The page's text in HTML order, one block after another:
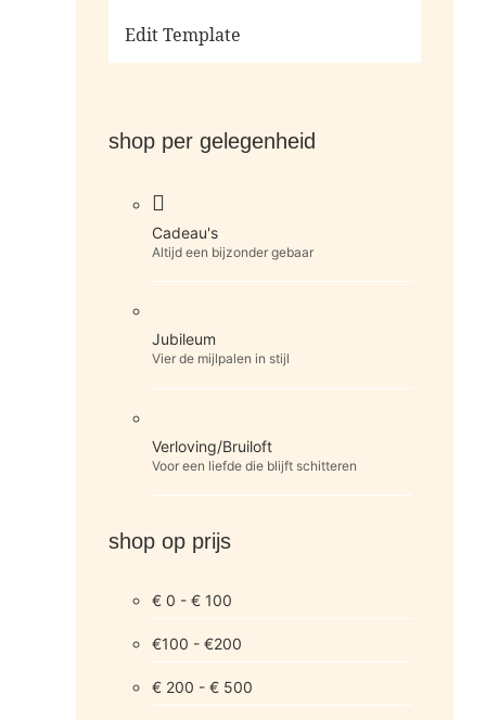
Edit Template
shop per gelegenheid
Cadeau's
Altijd een bijzonder gebaar
Jubileum
Vier de mijlpalen in stijl
Verloving/Bruiloft
Voor een liefde die blijft schitteren
shop op prijs
€ 0 - € 100
€100 - €200
€ 200 - € 500